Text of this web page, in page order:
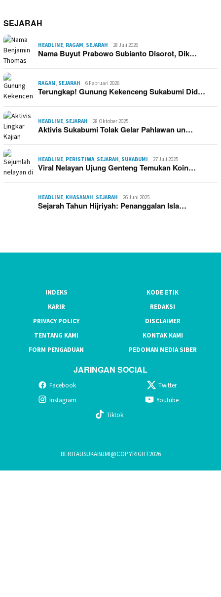
SEJARAH
HEADLINE, RAGAM, SEJARAH 28 Juli 2026
Nama Buyut Prabowo Subianto Disorot, Dik…
RAGAM, SEJARAH 6 Februari 2026
Terungkap! Gunung Kekenceng Sukabumi Did…
HEADLINE, SEJARAH 28 Oktober 2025
Aktivis Sukabumi Tolak Gelar Pahlawan un…
HEADLINE, PERISTIWA, SEJARAH, SUKABUMI 27 Juli 2025
Viral Nelayan Ujung Genteng Temukan Koin…
HEADLINE, KHASANAH, SEJARAH 26 Juni 2025
Sejarah Tahun Hijriyah: Penanggalan Isla…
INDEKS
KODE ETIK
KARIR
REDAKSI
PRIVACY POLICY
DISCLAIMER
TENTANG KAMI
KONTAK KAMI
FORM PENGADUAN
PEDOMAN MEDIA SIBER
JARINGAN SOCIAL
Facebook
Twitter
Instagram
Youtube
Tiktok
BERITAUSUKABUMI@COPYRIGHT2026